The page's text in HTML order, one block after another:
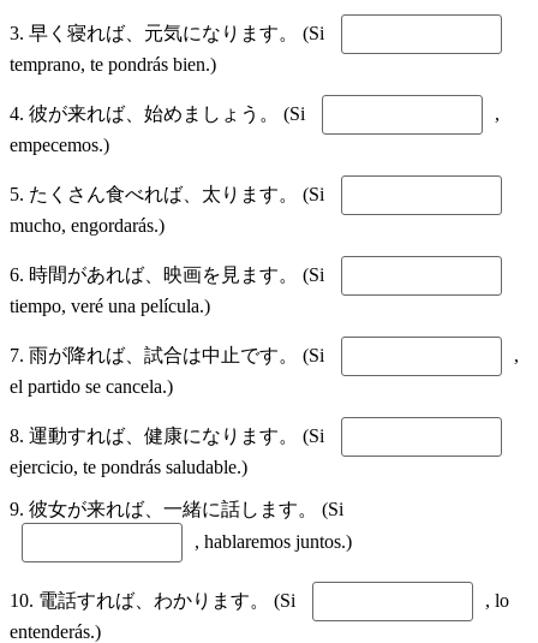
3. 早く寝れば、元気になります。 (Si
temprano, te pondrás bien.)
4. 彼が来れば、始めましょう。 (Si
,
empecemos.)
5. たくさん食べれば、太ります。 (Si
mucho, engordarás.)
6. 時間があれば、映画を見ます。 (Si
tiempo, veré una película.)
7. 雨が降れば、試合は中止です。 (Si
,
el partido se cancela.)
8. 運動すれば、健康になります。 (Si
ejercicio, te pondrás saludable.)
9. 彼女が来れば、一緒に話します。 (Si
, hablaremos juntos.)
10. 電話すれば、わかります。 (Si
, lo
entenderás.)